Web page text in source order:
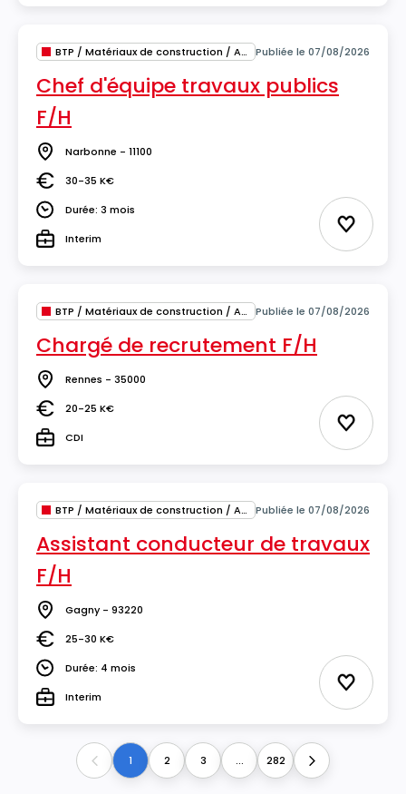
BTP / Matériaux de construction / Architecture Publiée le 07/08/2026
Chef d'équipe travaux publics
F/H
Lieu Narbonne - 11100
Salaire30-35 K€
DuréeDurée: 3 mois
TypeInterim Ajouter
BTP / Matériaux de construction / Architecture Publiée le 07/08/2026
Chargé de recrutement F/H
Lieu Rennes - 35000
Salaire20-25 K€
TypeCDI Ajouter
BTP / Matériaux de construction / Architecture Publiée le 07/08/2026
Assistant conducteur de travaux
F/H
Lieu Gagny - 93220
Salaire25-30 K€
DuréeDurée: 4 mois
TypeInterim Ajouter
Previous1 2 3 ... 282 Next